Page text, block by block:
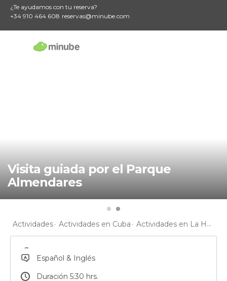
¿Te ayudamos con tu reserva?
+34 910 464 608 reservas@minube.com
Visita guiada por el Parque
Almendares
Actividades Actividades en Cuba Actividades en La Habana
Español & Inglés
Duración 5:30 hrs.